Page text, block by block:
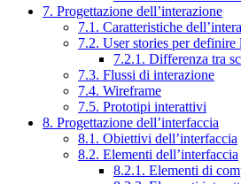
7. Progettazione dell’interazione
7.1. Caratteristiche
7.2. User stories per definire
7.2.1. Differenza tra
7.3. Flussi di interazione
7.4. Wireframe
7.5. Prototipi interattivi
8. Progettazione dell’interfaccia
8.1. Obiettivi dell’interfaccia
8.2. Elementi dell’interfaccia
8.2.1. Elementi di